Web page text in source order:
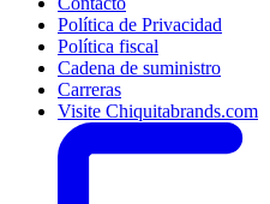
Política de Privacidad
Política fiscal
Cadena de suministro
Carreras
Visite Chiquitabrands.com